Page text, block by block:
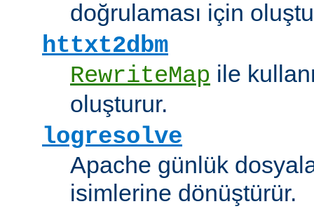
doğrulaması için
httxt2dbm
RewriteMap ile
oluşturur.
logresolve
Apache günlük
isimlerine dönüştürür.